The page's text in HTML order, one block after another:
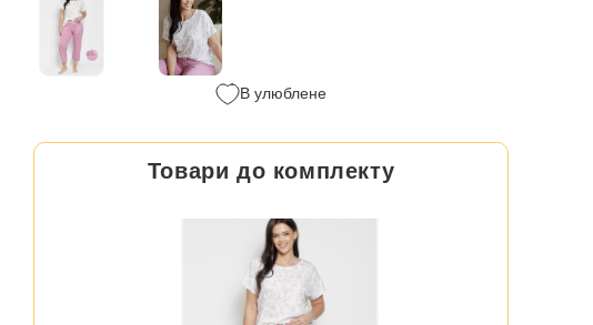
В улюблене
Товари до комплекту